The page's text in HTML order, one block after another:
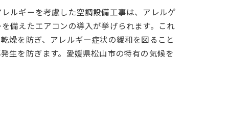
ルギーを考慮した空調設備工事は、アレルゲ
備えたエアコンの導入が挙げられます。これ
燥を防ぎ、アレルギー症状の緩和を図ること
生を防ぎます。愛媛県松山市の特有の気候を